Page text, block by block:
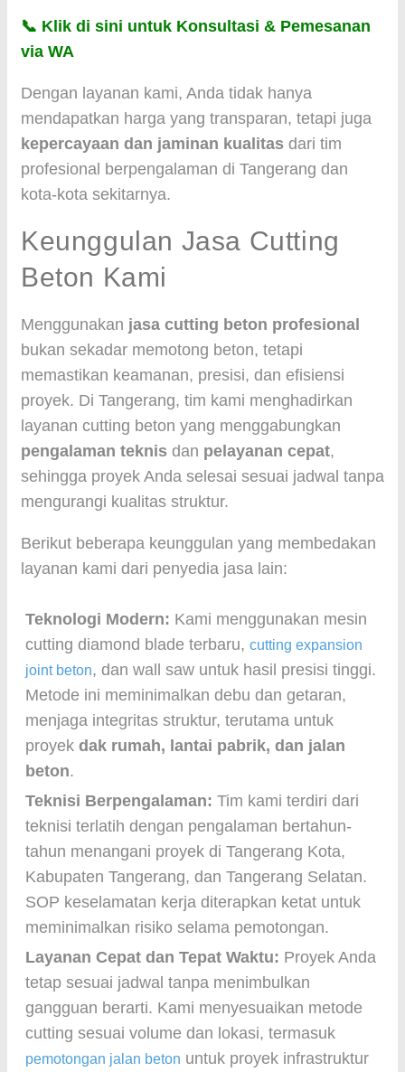
📞 Klik di sini untuk Konsultasi & Pemesanan
via WA
Dengan layanan kami, Anda tidak hanya
mendapatkan harga yang transparan, tetapi juga
kepercayaan dan jaminan kualitas dari tim
profesional berpengalaman di Tangerang dan
kota-kota sekitarnya.
Keunggulan Jasa Cutting
Beton Kami
Menggunakan jasa cutting beton profesional
bukan sekadar memotong beton, tetapi
memastikan keamanan, presisi, dan efisiensi
proyek. Di Tangerang, tim kami menghadirkan
layanan cutting beton yang menggabungkan
pengalaman teknis dan pelayanan cepat,
sehingga proyek Anda selesai sesuai jadwal tanpa
mengurangi kualitas struktur.
Berikut beberapa keunggulan yang membedakan
layanan kami dari penyedia jasa lain:
Teknologi Modern: Kami menggunakan mesin
cutting diamond blade terbaru, cutting expansion
joint beton, dan wall saw untuk hasil presisi tinggi.
Metode ini meminimalkan debu dan getaran,
menjaga integritas struktur, terutama untuk
proyek dak rumah, lantai pabrik, dan jalan
beton.
Teknisi Berpengalaman: Tim kami terdiri dari
teknisi terlatih dengan pengalaman bertahun-
tahun menangani proyek di Tangerang Kota,
Kabupaten Tangerang, dan Tangerang Selatan.
SOP keselamatan kerja diterapkan ketat untuk
meminimalkan risiko selama pemotongan.
Layanan Cepat dan Tepat Waktu: Proyek Anda
tetap sesuai jadwal tanpa menimbulkan
gangguan berarti. Kami menyesuaikan metode
cutting sesuai volume dan lokasi, termasuk
pemotongan jalan beton untuk proyek infrastruktur